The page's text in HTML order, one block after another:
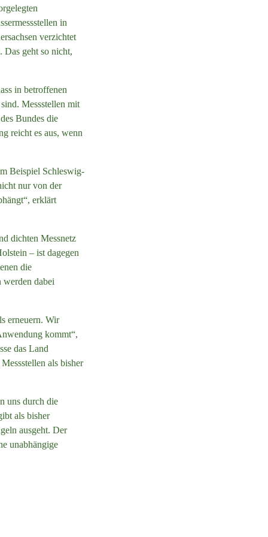
in
verzichtet
Das geht so nicht,
in betroffenen
Messstellen mit
Bundes die
reicht es aus, wenn
Beispiel Schleswig-
nur von der
erklärt
dichten Messnetz
– ist dagegen
die
dabei
erneuern. Wir
kommt“,
das Land
als bisher
uns durch die
als bisher
ausgeht. Der
unabhängige